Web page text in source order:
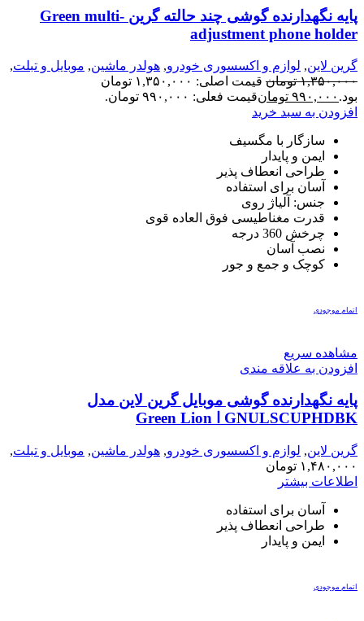
پایه نگهدارنده گوشی چند حالته گرین Green multi-
adjustment phone holder
گرین لاین, لوازم و اکسسوری خودرو, هولدر ماشین, موبایل و تبلت,
هولدر
۱,۳۵۰,۰۰۰ تومان
قیمت اصلی: ۱,۳۵۰,۰۰۰ تومان
بود. ۹۹۰,۰۰۰ تومانقیمت فعلی: ۹۹۰,۰۰۰ تومان.
افزودن به سبد خرید
سازگار با مگسیف
ایمن و پایدار
طراحی انعطاف پذیر
آسان برای استفاده
جنس: آلیاژ روی
قدرت مغناطیسی فوق العاده قوی
چرخش 360 درجه
نصب آسان
کوچک و جمع و جور
اتمام موجودی
مشاهده سریع
افزودن به علاقه مندی
پایه نگهدارنده گوشی موبایل گرین لاین مدل
GNULSCUPHDBK ا Green Lion
گرین لاین, لوازم و اکسسوری خودرو, هولدر ماشین, موبایل و تبلت,
هولدر
۱,۴۸۰,۰۰۰ تومان
اطلاعات بیشتر
آسان برای استفاده
طراحی انعطاف پذیر
ایمن و پایدار
اتمام موجودی